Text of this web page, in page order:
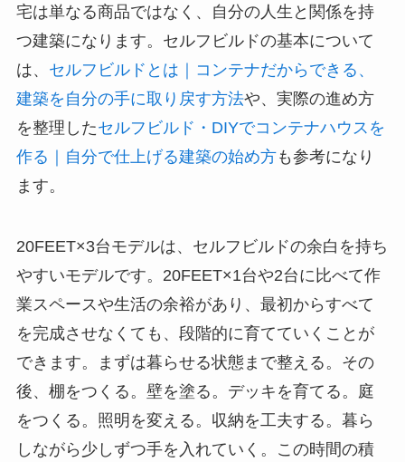
宅は単なる商品ではなく、自分の人生と関係を持
つ建築になります。セルフビルドの基本について
は、 セルフビルドとは｜コンテナだからできる、
建築を自分の手に取り戻す方法や、実際の進め方
を整理したセルフビルド・DIYでコンテナハウスを
作る｜自分で仕上げる建築の始め方も参考になり
ます。
20FEET×3台モデルは、セルフビルドの余白を持ち
やすいモデルです。20FEET×1台や2台に比べて作
業スペースや生活の余裕があり、最初からすべて
を完成させなくても、段階的に育てていくことが
できます。まずは暮らせる状態まで整える。その
後、棚をつくる。壁を塗る。デッキを育てる。庭
をつくる。照明を変える。収納を工夫する。暮ら
しながら少しずつ手を入れていく。この時間の積